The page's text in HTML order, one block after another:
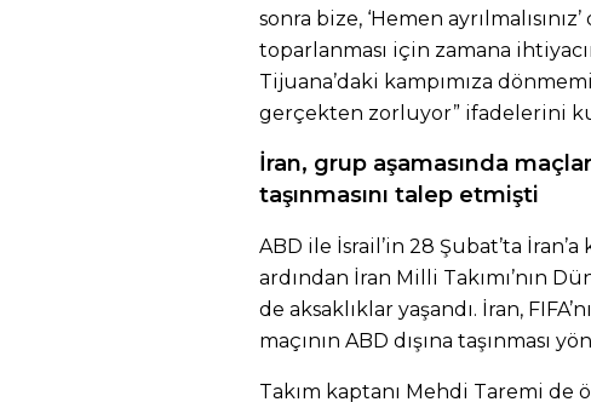
sonra bize, ‘Hemen
toparlanması için zamana
Tijuana’daki kampımıza
gerçekten zorluyor” ifadelerini
İran, grup aşamasında
taşınmasını talep etmişti
ABD ile İsrail’in 28 Şubat’ta İran’a
ardından İran Milli Takımı’nın
de aksaklıklar yaşandı. İran,
maçının ABD dışına taşınması
Takım kaptanı Mehdi Taremi de